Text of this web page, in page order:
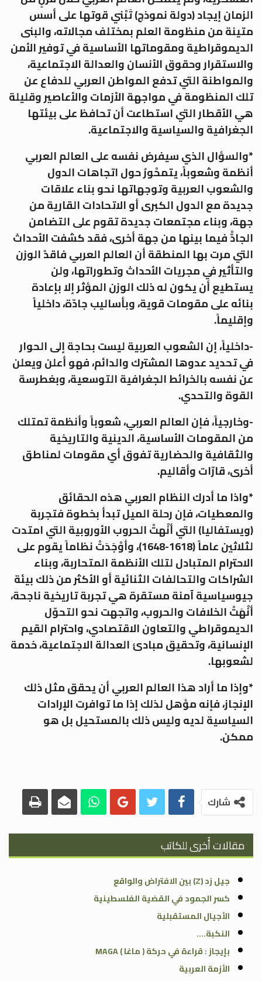
الزمان إيجاد (دولة نموذج) تَبْني قوتها على أسس
متينة من منظومة العلم بمختلف مجالاته، والبنى
الديموقراطية ومقوماتها الأساسية في توفير الأمن
والاستقرار وحقوق الأنسان والعدالة الاجتماعية،
والمواطنة التي تدفع المواطن العربي للدفاع عن
تلك المنظومة في مواجهة الأزمات والأعاصير وقليلة
هي الأقطار التي استطاعت أن تحافظ على بيئتها
الجغرافية والسياسية والاجتماعية.
*والسؤال الذي سيفرض نفسه على العالم العربي
أنظمة وشعوباً، يتمحْورُ حول اتجاهات الدول
والشعوب العربية وتوجهاتها نحو بناء علاقات
جديدة مع الدول الكبرى أو الاتحادات القارية من
جهة، وبناء مجتمعات جديدة تقوم على التضامن
الجادّْ فيما بينها من جهة أخرى، فقد كشفت الأحداث
التي مرت بها المنطقة أن العالم العربي فاقدُ الوزن
والتأثير في مجريات الأحداث وتطوراتها، ولن
يستطيع أن يكون له ذلك الوزن المؤثر إلا بإعادة
بنائه على مقومات قوية، وبأساليب جادّة، داخلياً
وإقليماً.
-داخلياً، إن الشعوب العربية ليست بحاجة إلى الحوار
في تحديد عدوها المشترك والدائم، فهو أعلن ويعلن
عن نفسه بالخرائط الجغرافية التوسعية، وبغطرسة
القوة والتحدي.
-وخارجياً، فإن العالم العربي، شعوباً وأنظمة تمتلك
من المقومات الأساسية، الدينية والتاريخية
والثقافية والحضارية تفوق أي مقومات لمناطق
أخرى، قارّات وأقاليم.
*واذا ما أدرك النظام العربي هذه الحقائق
والمعطيات، فإن رحلة الميل تبدأ بخطوة فتجربة
(ويستفاليا) التي أنْهتْ الحروب الأوروبية التي امتدت
لثلاثين عاماً (1618-1648)، وأوْجَدَتْ نظاماً يقوم على
الاحترام المتبادل لتلك الأنظمة المتحاربة، وبناء
الشراكات والتحالفات الثنائية أو الأكثر من ذلك بيئة
جيوسياسية آمنة مستقرة هي تجربة تاريخية ناجحة،
أنْهَتْ الخلافات والحروب، واتجهت نحو التحوّل
الديموقراطي والتعاون الاقتصادي، واحترام القيم
الإنسانية، وتحقيق مبادئ العدالة الاجتماعية، خدمة
لشعوبها.
*وإذا ما أراد هذا العالم العربي أن يحقق مثل ذلك
الإنجاز، فإنه مؤهل لذلك إذا ما توافرت الإرادات
السياسية لديه وليس ذلك بالمستحيل بل هو
ممكن.
شارك
مقالات أُخرى للكاتب
جيل زد (Z) بين الافتراض والواقع
كسر الجمود في القضية الفلسطينية
الأجيال المستقبلية
النكبة….
بإيجاز : قراءة في حركة ( ماغا ) MAGA
الأزمة العربية